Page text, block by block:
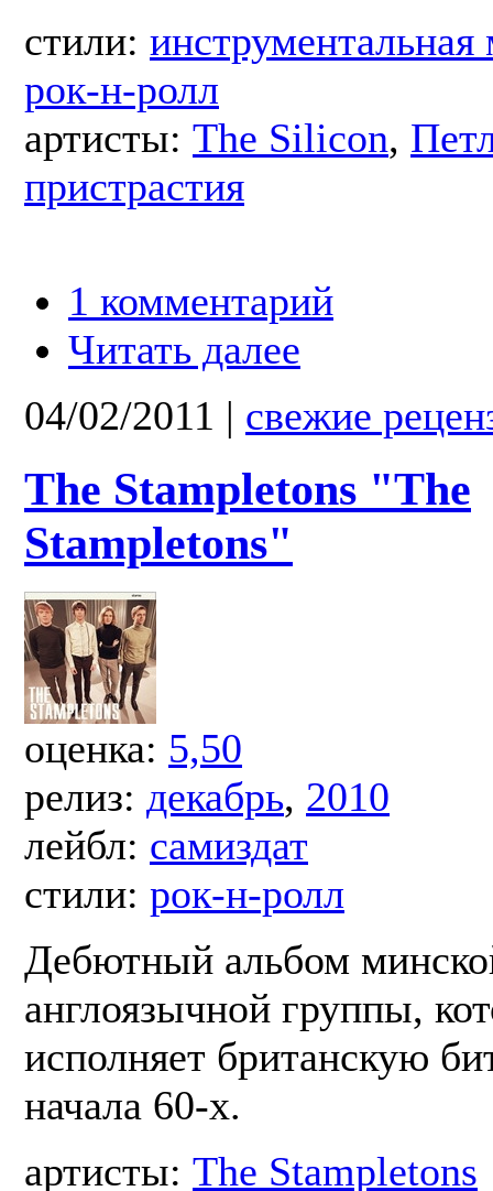
стили: инструментальная
рок-н-ролл
артисты: The Silicon,
пристрастия
1 комментарий
Читать далее
04/02/2011 | свежие
The Stampletons "The
Stampletons"
оценка: 5,50
релиз: декабрь, 2010
лейбл: самиздат
стили: рок-н-ролл
Дебютный альбом
англоязычной группы,
исполняет британскую
начала 60-х.
артисты: The Stampletons